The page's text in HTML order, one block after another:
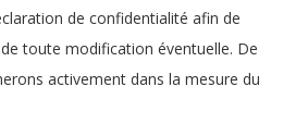
de confidentialité afin de
toute modification éventuelle. De
activement dans la mesure du